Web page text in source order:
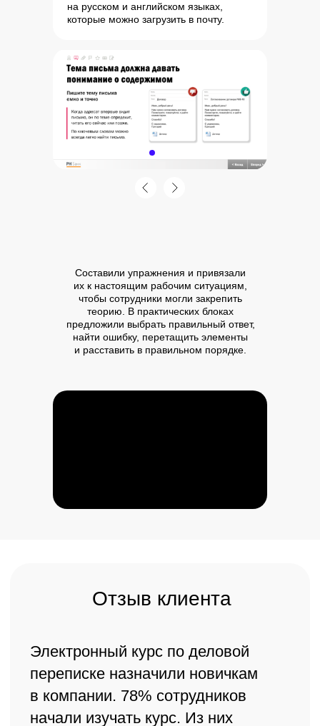
на русском и английском языках,
которые можно загрузить в почту.
Составили упражнения и привязали
их к настоящим рабочим ситуациям,
чтобы сотрудники могли закрепить
теорию. В практических блоках
предложили выбрать правильный ответ,
найти ошибку, перетащить элементы
и расставить в правильном порядке.
Отзыв клиента
Электронный курс по деловой
переписке назначили новичкам
в компании. 78% сотрудников
начали изучать курс. Из них
100% прошли его до конца.
НАПИШИТЕ НАМ
Хорошие решения
01. Свяжемся, чтобы выяснить
02. Предложим и утвердим с вами